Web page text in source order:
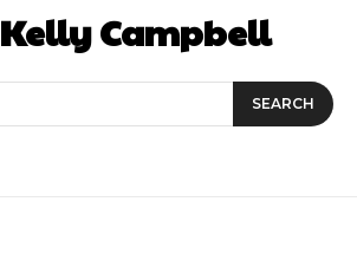
Kelly Campbell
SEARCH